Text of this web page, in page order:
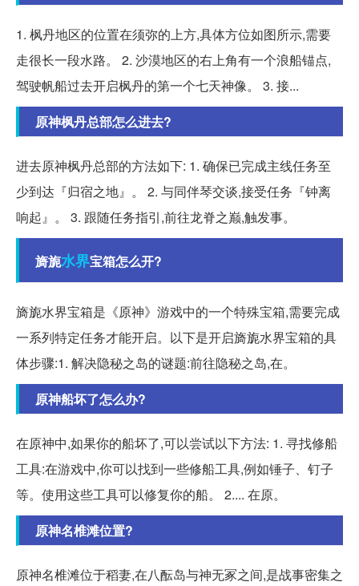
1. 枫丹地区的位置在须弥的上方,具体方位如图所示,需要
走很长一段水路。 2. 沙漠地区的右上角有一个浪船锚点,
驾驶帆船过去开启枫丹的第一个七天神像。 3. 接...
原神枫丹总部怎么进去?
进去原神枫丹总部的方法如下: 1. 确保已完成主线任务至
少到达『归宿之地』。 2. 与同伴琴交谈,接受任务『钟离
响起』。 3. 跟随任务指引,前往龙脊之巅,触发事。
旖旎水界宝箱怎么开?
旖旎水界宝箱是《原神》游戏中的一个特殊宝箱,需要完成
一系列特定任务才能开启。以下是开启旖旎水界宝箱的具
体步骤:1. 解决隐秘之岛的谜题:前往隐秘之岛,在。
原神船坏了怎么办?
在原神中,如果你的船坏了,可以尝试以下方法: 1. 寻找修船
工具:在游戏中,你可以找到一些修船工具,例如锤子、钉子
等。使用这些工具可以修复你的船。 2.... 在原。
原神名椎滩位置?
原神名椎滩位于稻妻,在八酝岛与神无冢之间,是战事密集之